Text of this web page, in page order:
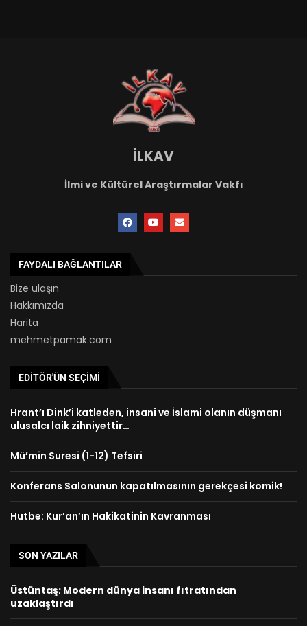
İLKAV
İlmi ve Kültürel Araştırmalar Vakfı
FAYDALI BAĞLANTILAR
Bize ulaşın
Hakkımızda
Harita
mehmetpamak.com
EDITÖR'ÜN SEÇIMI
Hrant’ı Dink’i katleden, insani ve İslami olanın düşmanı
ulusalcı laik zihniyettir…
Mü’min Suresi (1-12) Tefsiri
Konferans Salonunun kapatılmasının gerekçesi komik!
Hutbe: Kur’an’ın Hakikatinin Kavranması
SON YAZILAR
Üstüntaş; Modern dünya insanı fıtratından
uzaklaştırdı